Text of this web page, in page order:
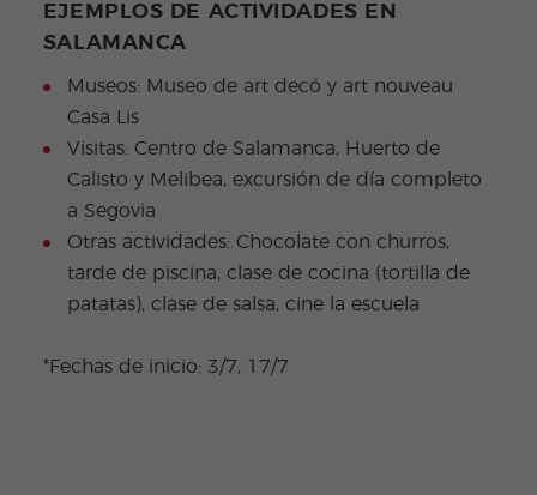
EJEMPLOS DE ACTIVIDADES EN
SALAMANCA
Museos: Museo de art decó y art nouveau
Casa Lis
Visitas: Centro de Salamanca, Huerto de
Calisto y Melibea, excursión de día completo
a Segovia
Otras actividades: Chocolate con churros,
tarde de piscina, clase de cocina (tortilla de
patatas), clase de salsa, cine la escuela
*Fechas de inicio: 3/7, 17/7